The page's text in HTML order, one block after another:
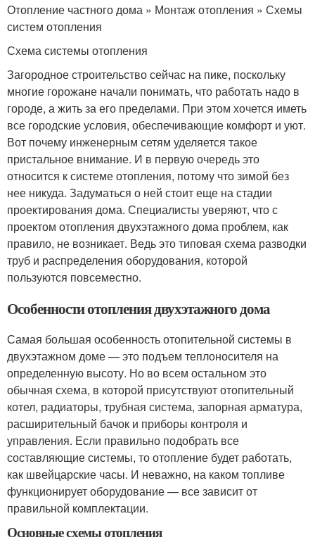
Отопление частного дома » Монтаж отопления » Схемы
систем отопления
Схема системы отопления
Загородное строительство сейчас на пике, поскольку
многие горожане начали понимать, что работать надо в
городе, а жить за его пределами. При этом хочется иметь
все городские условия, обеспечивающие комфорт и уют.
Вот почему инженерным сетям уделяется такое
пристальное внимание. И в первую очередь это
относится к системе отопления, потому что зимой без
нее никуда. Задуматься о ней стоит еще на стадии
проектирования дома. Специалисты уверяют, что с
проектом отопления двухэтажного дома проблем, как
правило, не возникает. Ведь это типовая схема разводки
труб и распределения оборудования, которой
пользуются повсеместно.
Особенности отопления двухэтажного дома
Самая большая особенность отопительной системы в
двухэтажном доме — это подъем теплоносителя на
определенную высоту. Но во всем остальном это
обычная схема, в которой присутствуют отопительный
котел, радиаторы, трубная система, запорная арматура,
расширительный бачок и приборы контроля и
управления. Если правильно подобрать все
составляющие системы, то отопление будет работать,
как швейцарские часы. И неважно, на каком топливе
функционирует оборудование — все зависит от
правильной комплектации.
Основные схемы отопления